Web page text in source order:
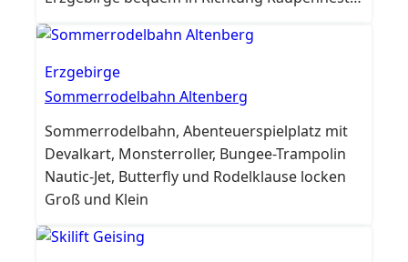
Ob Anfänger oder Profi – verschiedene
Skipisten bieten ideale Bedingungen für jedes
Niveau. Auf einer Strecke von ca. 500 Metern
geht es mit einem Höhenunterschied von 79
Metern rasant hinab ins Tal, wo der Skilift
schon auf…
Erzgebirge
Sommerrodelbahn Altenberg
Sommerrodelbahn, Abenteuerspielplatz mit
Devalkart, Monsterroller, Bungee-Trampolin
Nautic-Jet, Butterfly und Rodelklause locken
Groß und Klein